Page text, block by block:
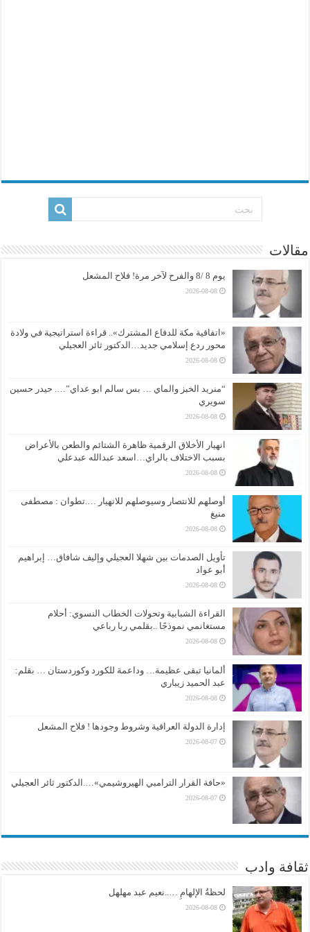
مقالات
يوم 8 /8 والفرح لآخر مرة! فلاح المشعل
2026-08-08
«اتفاقية مكة للدفاع المشترك».. قراءة استراتيجية في ولادة
محور ردع إسلامي جديد…الدكتور ثائر العجيلي
2026-08-08
“منريد الخبز والماي … بس سالم ابو عداي”…. حيدر حسين
سويري
2026-08-08
انهيار الأخلاق الرقمية ظاهرة الشتائم والطعن بالأعراض
بسبب الاختلاف بالراي…اسعد عبدالله عبدعلي
2026-08-08
أوصلهم للانتصار وسيوصلهم للانهيار ….تطوان : مصطفى
منيغ
2026-08-08
تأويل الصدمات بين شهلا العجيلي وإليف شافاق… إبراهيم
أبو عواد
2026-08-08
القراءة الشبابية وتحولات الخطاب النسوي: أحلام
مستغانمي نموذجًا ..بقلمي ربا رباعي
2026-08-08
ألمانيا تبقى عظيمة… وداعمة للكورد وكوردستان … بقلم:
عبد الحميد زيباري
2026-08-08
إدارة الدولة العراقية وشروط وجودها ! فلاح المشعل
2026-08-07
«حافة القرار الترامبي الهيروشيمي»….الدكتور ثائر العجيلي
2026-08-07
ثقافة وادب
لحظةُ الإلهامِ …..نعيم عبد مهلهل
2026-08-08